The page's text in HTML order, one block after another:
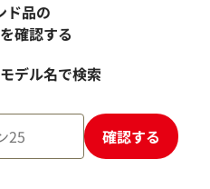
が、査定だけお願いできます
？
ド品の
確認する
デル名で検索
確認する